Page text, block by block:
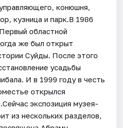
конюшня,
кузница и парк.В 1986
областной
же был открыт
Суйды. После этого
усадьбы
И в 1999 году в честь
открылся
экспозиция музея-
из нескольких разделов,